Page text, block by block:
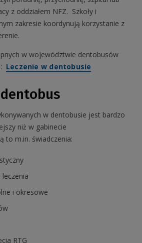
z oddziałem NFZ. Szkoły i
zakresie koordynują korzystanie z
w województwie dentobusów
Leczenie w dentobusie
w dentobusie jest bardzo
niż w gabinecie
to m.in. świadczenia:
leczenia
i okresowe
RTG